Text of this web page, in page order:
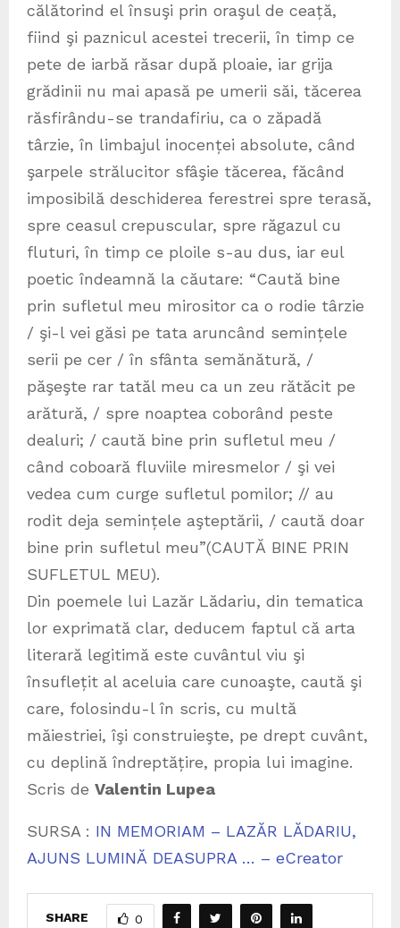
călătorind el însuşi prin oraşul de ceață,
fiind şi paznicul acestei trecerii, în timp ce
pete de iarbă răsar după ploaie, iar grija
grădinii nu mai apasă pe umerii săi, tăcerea
răsfirându-se trandafiriu, ca o zăpadă
târzie, în limbajul inocenței absolute, când
şarpele strălucitor sfâşie tăcerea, făcând
imposibilă deschiderea ferestrei spre terasă,
spre ceasul crepuscular, spre răgazul cu
fluturi, în timp ce ploile s-au dus, iar eul
poetic îndeamnă la căutare: “Caută bine
prin sufletul meu mirositor ca o rodie târzie
/ şi-l vei găsi pe tata aruncând semințele
serii pe cer / în sfânta semănătură, /
păşeşte rar tatăl meu ca un zeu rătăcit pe
arătură, / spre noaptea coborând peste
dealuri; / caută bine prin sufletul meu /
când coboară fluviile miresmelor / şi vei
vedea cum curge sufletul pomilor; // au
rodit deja semințele aşteptării, / caută doar
bine prin sufletul meu”(CAUTĂ BINE PRIN
SUFLETUL MEU).
Din poemele lui Lazăr Lădariu, din tematica
lor exprimată clar, deducem faptul că arta
literară legitimă este cuvântul viu şi
însuflețit al aceluia care cunoaşte, caută şi
care, folosindu-l în scris, cu multă
măiestriei, îşi construieşte, pe drept cuvânt,
cu deplină îndreptățire, propia lui imagine.
Scris de Valentin Lupea
SURSA : IN MEMORIAM – LAZĂR LĂDARIU,
AJUNS LUMINĂ DEASUPRA … – eCreator
SHARE 0